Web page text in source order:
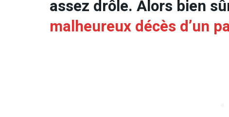
assez drôle. Alors bien
malheureux décès d’un